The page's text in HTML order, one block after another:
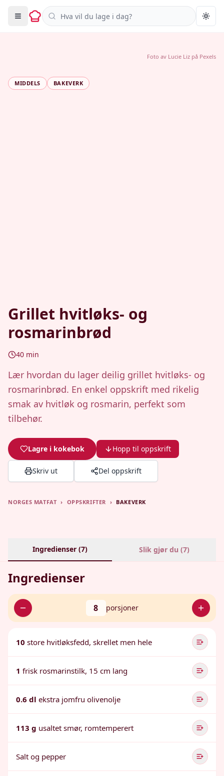
Søk i oppskrifter
MIDDELS BAKEVERK
Grillet hvitløks- og
rosmarinbrød
40 min
Lær hvordan du lager deilig grillet hvitløks- og
rosmarinbrød. En enkel oppskrift med rikelig
smak av hvitløk og rosmarin, perfekt som
tilbehør.
Lagre i kokebok Hopp til oppskrift
Skriv ut Del oppskrift
Foto av Lucie Liz på Pexels
NORGES MATFAT › OPPSKRIFTER › BAKEVERK
Ingredienser (7) Slik gjør du (7)
Ingredienser
8 porsjoner
10 store hvitløksfedd, skrellet men hele
1 frisk rosmarinstilk, 15 cm lang
0.6 dl ekstra jomfru olivenolje
113 g usaltet smør, romtemperert
Salt og pepper